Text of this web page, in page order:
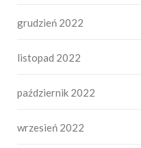
grudzień 2022
listopad 2022
październik 2022
wrzesień 2022